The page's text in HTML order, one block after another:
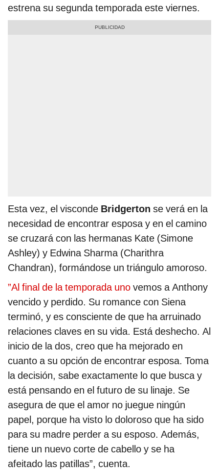
estrena su segunda temporada este viernes.
Esta vez, el visconde Bridgerton se verá en la
necesidad de encontrar esposa y en el camino
se cruzará con las hermanas Kate (Simone
Ashley) y Edwina Sharma (Charithra
Chandran), formándose un triángulo amoroso.
”Al final de la temporada uno vemos a Anthony
vencido y perdido. Su romance con Siena
terminó, y es consciente de que ha arruinado
relaciones claves en su vida. Está deshecho. Al
inicio de la dos, creo que ha mejorado en
cuanto a su opción de encontrar esposa. Toma
la decisión, sabe exactamente lo que busca y
está pensando en el futuro de su linaje. Se
asegura de que el amor no juegue ningún
papel, porque ha visto lo doloroso que ha sido
para su madre perder a su esposo. Además,
tiene un nuevo corte de cabello y se ha
afeitado las patillas”, cuenta.